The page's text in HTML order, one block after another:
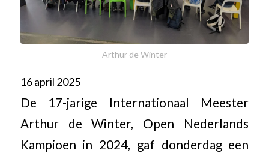
Arthur de Winter
16 april 2025
De 17-jarige Internationaal Meester
Arthur de Winter, Open Nederlands
Kampioen in 2024, gaf donderdag een